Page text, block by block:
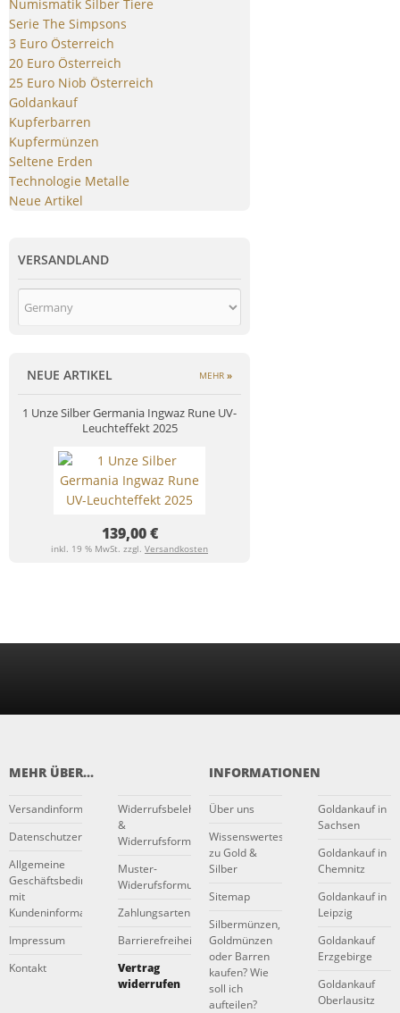
Numismatik Silber Tiere
Serie The Simpsons
3 Euro Österreich
20 Euro Österreich
25 Euro Niob Österreich
Goldankauf
Kupferbarren
Kupfermünzen
Seltene Erden
Technologie Metalle
Neue Artikel
VERSANDLAND
NEUE ARTIKEL MEHR »
1 Unze Silber Germania Ingwaz Rune UV-
Leuchteffekt 2025
139,00 €
inkl. 19 % MwSt. zzgl. Versandkosten
MEHR ÜBER...
Versandinformationen
Datenschutzerklärung
Allgemeine
Geschäftsbedingungen
mit
Kundeninformationen
Impressum
Kontakt
Widerrufsbelehrung
&
Widerrufsformular
Muster-
Widerufsformular
Zahlungsarten
Barrierefreiheitserklärung
Vertrag
widerrufen
INFORMATIONEN
Über uns
Wissenswertes
zu Gold &
Silber
Sitemap
Silbermünzen,
Goldmünzen
oder Barren
kaufen? Wie
soll ich
aufteilen?
Goldankauf in
Sachsen
Goldankauf in
Chemnitz
Goldankauf in
Leipzig
Goldankauf
Erzgebirge
Goldankauf
Oberlausitz